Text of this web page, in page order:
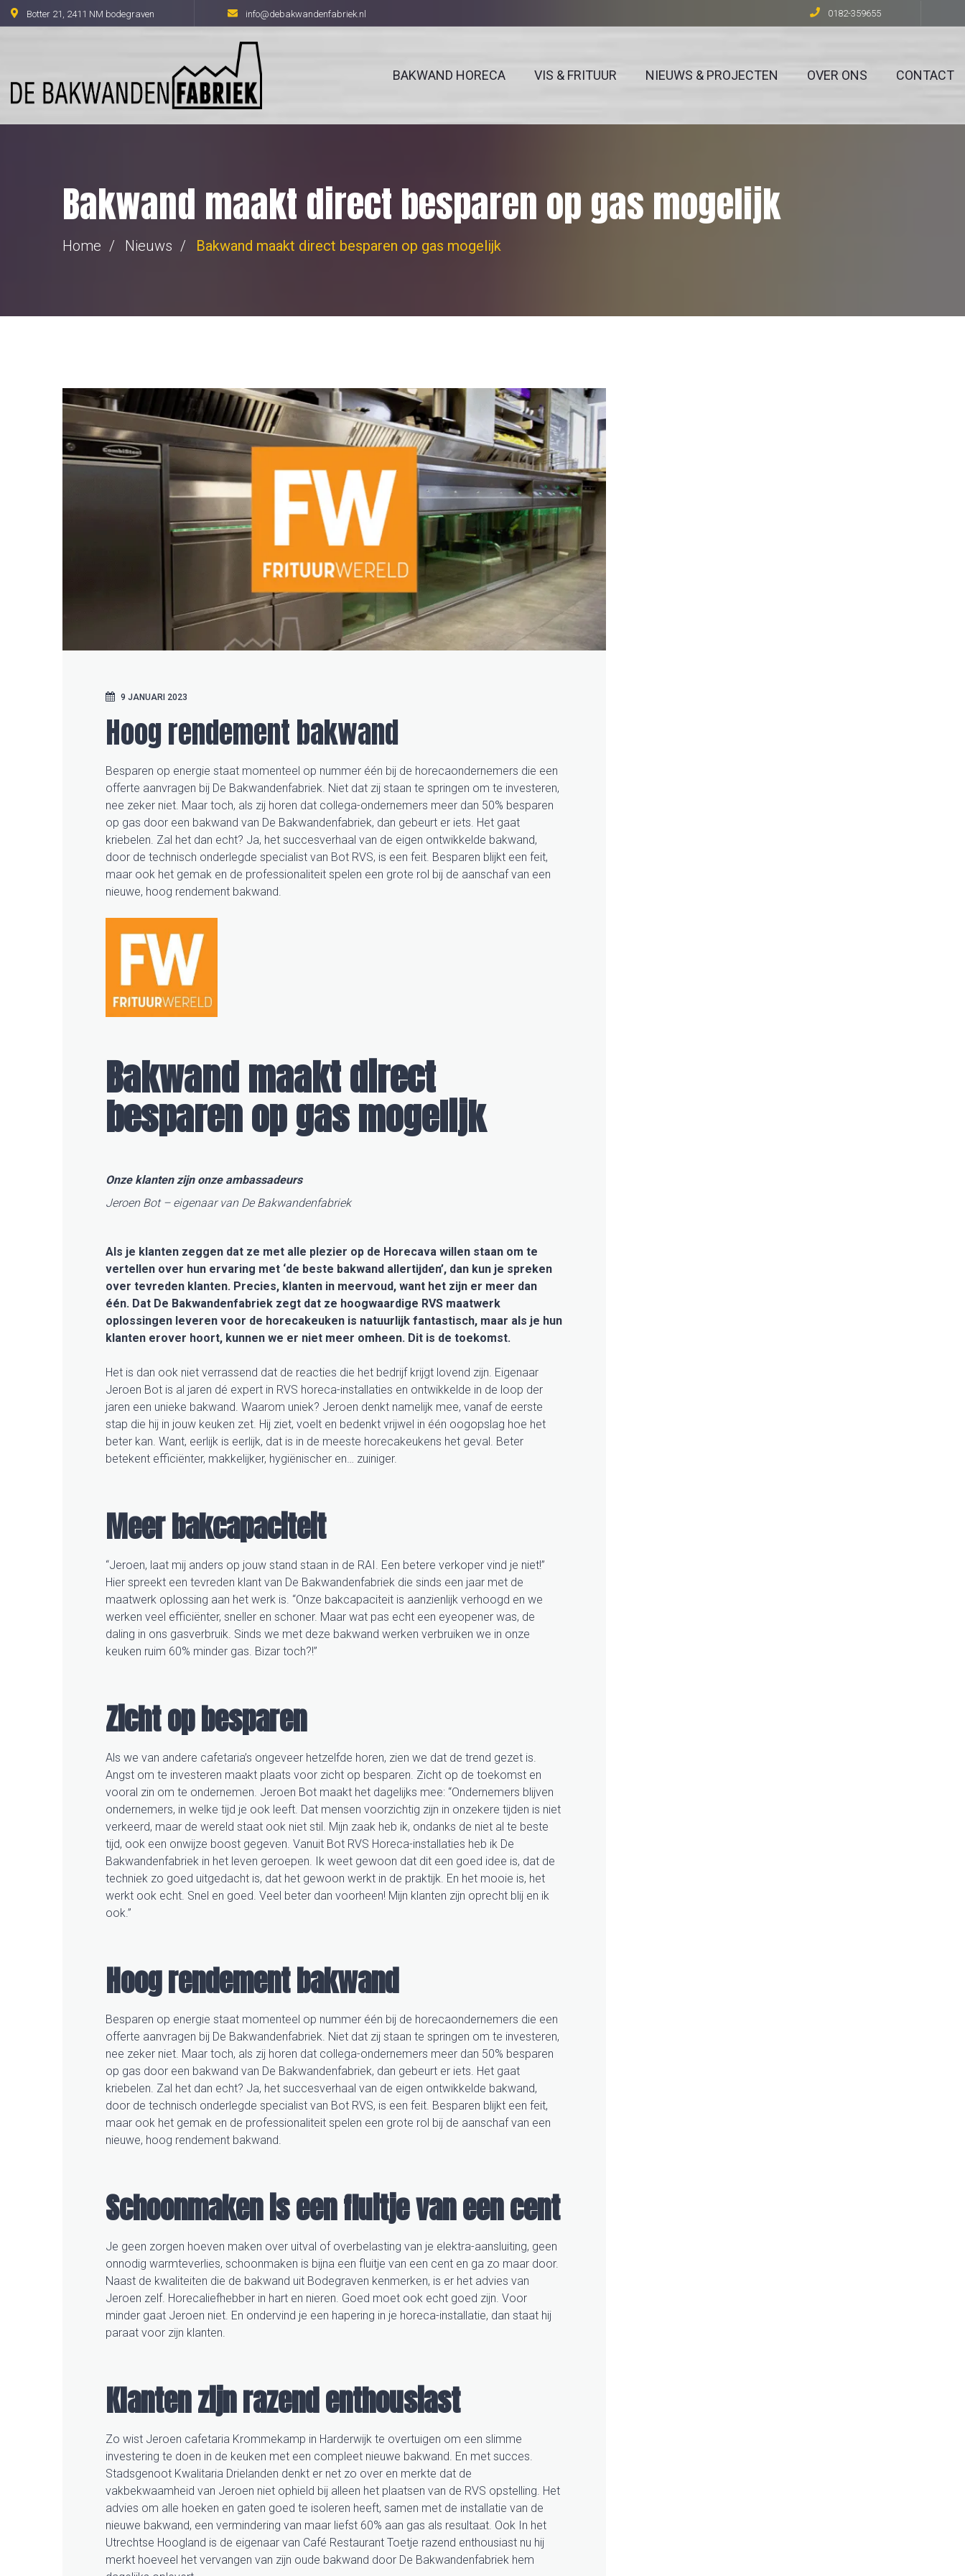
Botter 21, 2411 NM bodegraven info@debakwandenfabriek.nl 0182-359655
BAKWAND HORECA VIS & FRITUUR NIEUWS & PROJECTEN OVER ONS CONTACT
Bakwand maakt direct besparen op gas mogelijk
Home Nieuws Bakwand maakt direct besparen op gas mogelijk
9 JANUARI 2023
Hoog rendement bakwand
Besparen op energie staat momenteel op nummer één bij de horecaondernemers die een
offerte aanvragen bij De Bakwandenfabriek. Niet dat zij staan te springen om te investeren,
nee zeker niet. Maar toch, als zij horen dat collega-ondernemers meer dan 50% besparen
op gas door een bakwand van De Bakwandenfabriek, dan gebeurt er iets. Het gaat
kriebelen. Zal het dan echt? Ja, het succesverhaal van de eigen ontwikkelde bakwand,
door de technisch onderlegde specialist van Bot RVS, is een feit. Besparen blijkt een feit,
maar ook het gemak en de professionaliteit spelen een grote rol bij de aanschaf van een
nieuwe, hoog rendement bakwand.
Bakwand maakt direct
besparen op gas mogelijk
Onze klanten zijn onze ambassadeurs
Jeroen Bot – eigenaar van De Bakwandenfabriek
Als je klanten zeggen dat ze met alle plezier op de Horecava willen staan om te
vertellen over hun ervaring met ‘de beste bakwand allertijden’, dan kun je spreken
over tevreden klanten. Precies, klanten in meervoud, want het zijn er meer dan
één. Dat De Bakwandenfabriek zegt dat ze hoogwaardige RVS maatwerk
oplossingen leveren voor de horecakeuken is natuurlijk fantastisch, maar als je hun
klanten erover hoort, kunnen we er niet meer omheen. Dit is de toekomst.
Het is dan ook niet verrassend dat de reacties die het bedrijf krijgt lovend zijn. Eigenaar
Jeroen Bot is al jaren dé expert in RVS horeca-installaties en ontwikkelde in de loop der
jaren een unieke bakwand. Waarom uniek? Jeroen denkt namelijk mee, vanaf de eerste
stap die hij in jouw keuken zet. Hij ziet, voelt en bedenkt vrijwel in één oogopslag hoe het
beter kan. Want, eerlijk is eerlijk, dat is in de meeste horecakeukens het geval. Beter
betekent efficiënter, makkelijker, hygiënischer en… zuiniger.
Meer bakcapaciteit
“Jeroen, laat mij anders op jouw stand staan in de RAI. Een betere verkoper vind je niet!”
Hier spreekt een tevreden klant van De Bakwandenfabriek die sinds een jaar met de
maatwerk oplossing aan het werk is. “Onze bakcapaciteit is aanzienlijk verhoogd en we
werken veel efficiënter, sneller en schoner. Maar wat pas echt een eyeopener was, de
daling in ons gasverbruik. Sinds we met deze bakwand werken verbruiken we in onze
keuken ruim 60% minder gas. Bizar toch?!”
Zicht op besparen
Als we van andere cafetaria’s ongeveer hetzelfde horen, zien we dat de trend gezet is.
Angst om te investeren maakt plaats voor zicht op besparen. Zicht op de toekomst en
vooral zin om te ondernemen. Jeroen Bot maakt het dagelijks mee: “Ondernemers blijven
ondernemers, in welke tijd je ook leeft. Dat mensen voorzichtig zijn in onzekere tijden is niet
verkeerd, maar de wereld staat ook niet stil. Mijn zaak heb ik, ondanks de niet al te beste
tijd, ook een onwijze boost gegeven. Vanuit Bot RVS Horeca-installaties heb ik De
Bakwandenfabriek in het leven geroepen. Ik weet gewoon dat dit een goed idee is, dat de
techniek zo goed uitgedacht is, dat het gewoon werkt in de praktijk. En het mooie is, het
werkt ook echt. Snel en goed. Veel beter dan voorheen! Mijn klanten zijn oprecht blij en ik
ook.”
Hoog rendement bakwand
Besparen op energie staat momenteel op nummer één bij de horecaondernemers die een
offerte aanvragen bij De Bakwandenfabriek. Niet dat zij staan te springen om te investeren,
nee zeker niet. Maar toch, als zij horen dat collega-ondernemers meer dan 50% besparen
op gas door een bakwand van De Bakwandenfabriek, dan gebeurt er iets. Het gaat
kriebelen. Zal het dan echt? Ja, het succesverhaal van de eigen ontwikkelde bakwand,
door de technisch onderlegde specialist van Bot RVS, is een feit. Besparen blijkt een feit,
maar ook het gemak en de professionaliteit spelen een grote rol bij de aanschaf van een
nieuwe, hoog rendement bakwand.
Schoonmaken is een fluitje van een cent
Je geen zorgen hoeven maken over uitval of overbelasting van je elektra-aansluiting, geen
onnodig warmteverlies, schoonmaken is bijna een fluitje van een cent en ga zo maar door.
Naast de kwaliteiten die de bakwand uit Bodegraven kenmerken, is er het advies van
Jeroen zelf. Horecaliefhebber in hart en nieren. Goed moet ook echt goed zijn. Voor
minder gaat Jeroen niet. En ondervind je een hapering in je horeca-installatie, dan staat hij
paraat voor zijn klanten.
Klanten zijn razend enthousiast
Zo wist Jeroen cafetaria Krommekamp in Harderwijk te overtuigen om een slimme
investering te doen in de keuken met een compleet nieuwe bakwand. En met succes.
Stadsgenoot Kwalitaria Drielanden denkt er net zo over en merkte dat de
vakbekwaamheid van Jeroen niet ophield bij alleen het plaatsen van de RVS opstelling. Het
advies om alle hoeken en gaten goed te isoleren heeft, samen met de installatie van de
nieuwe bakwand, een vermindering van maar liefst 60% aan gas als resultaat. Ook In het
Utrechtse Hoogland is de eigenaar van Café Restaurant Toetje razend enthousiast nu hij
merkt hoeveel het vervangen van zijn oude bakwand door De Bakwandenfabriek hem